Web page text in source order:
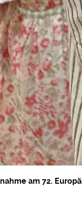
am 72.